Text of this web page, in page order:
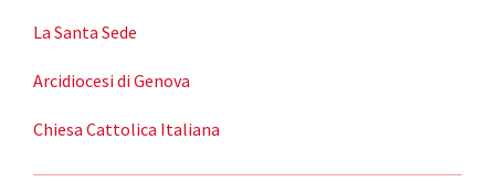
La Santa Sede
Arcidiocesi di Genova
Chiesa Cattolica Italiana